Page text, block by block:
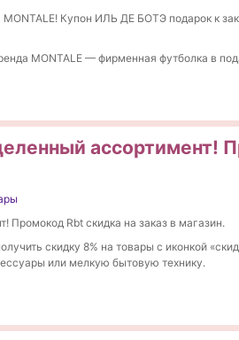
Купон ИЛЬ ДЕ БОТЭ подарок к
MONTALE — фирменная футболка в
ассортимент!
Промокод Rbt скидка на заказ в магазин.
скидку 8% на товары с иконкой
или мелкую бытовую технику.